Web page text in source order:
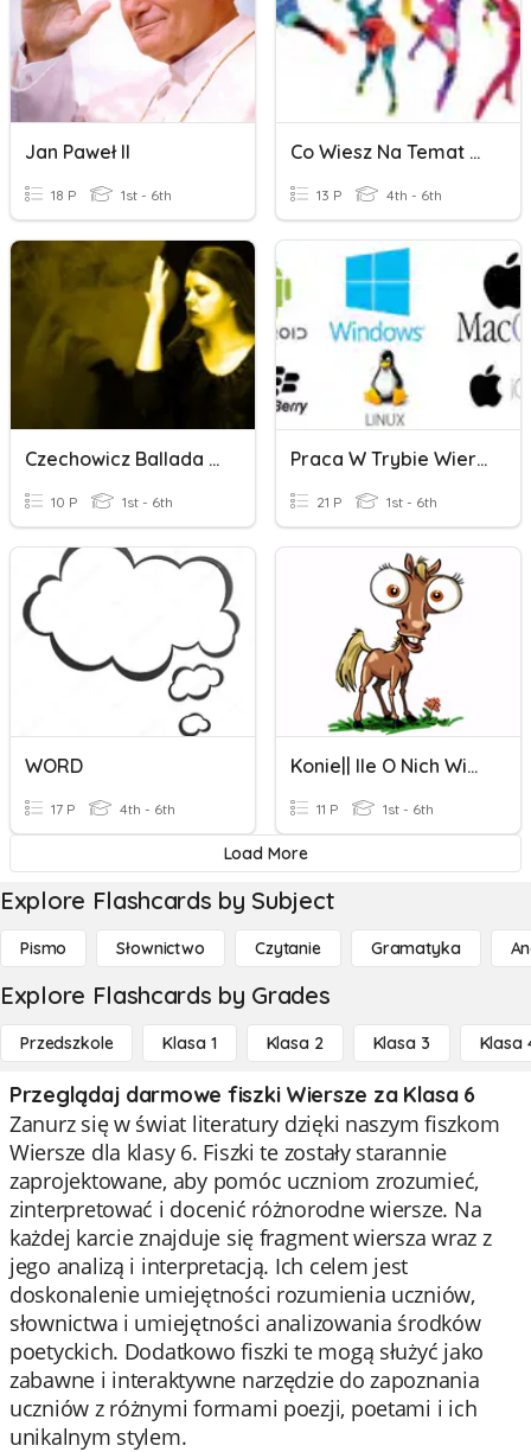
Jan Paweł II
18 P 1st - 6th
Co Wiesz Na Temat Sportu.
13 P 4th - 6th
Czechowicz Ballada Z Tamtej Strony
10 P 1st - 6th
Praca W Trybie Wiersza Poleceń Pliki Wsadowe
21 P 1st - 6th
WORD
17 P 4th - 6th
Konie|| Ile O Nich Wiesz?
11 P 1st - 6th
Load More
Explore Flashcards by Subject
Pismo Słownictwo Czytanie Gramatyka
Explore Flashcards by Grades
Przedszkole Klasa 1 Klasa 2 Klasa 3 Klasa
Przeglądaj darmowe fiszki Wiersze za Klasa 6
Zanurz się w świat literatury dzięki naszym fiszkom
Wiersze dla klasy 6. Fiszki te zostały starannie
zaprojektowane, aby pomóc uczniom zrozumieć,
zinterpretować i docenić różnorodne wiersze. Na
każdej karcie znajduje się fragment wiersza wraz z
jego analizą i interpretacją. Ich celem jest
doskonalenie umiejętności rozumienia uczniów,
słownictwa i umiejętności analizowania środków
poetyckich. Dodatkowo fiszki te mogą służyć jako
zabawne i interaktywne narzędzie do zapoznania
uczniów z różnymi formami poezji, poetami i ich
unikalnym stylem.